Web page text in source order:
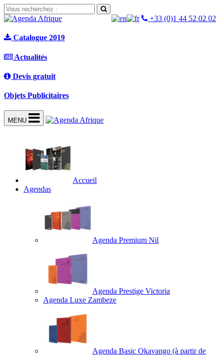
+33 (0)1 44 52 02 02
Catalogue 2019
Actualités
Devis gratuit
Objets Publicitaires
MENU
Accueil
Agendas
Agenda Premium Nil
Agenda Prestige Victoria
Agenda Luxe Zambeze
Agenda Basic Okavango (à partir de